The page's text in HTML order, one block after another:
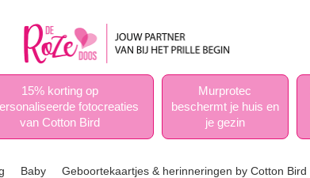
15% korting op
fotocreaties
van Cotton Bird
Murprotec
beschermt je huis en
je gezin
Baby Geboortekaartjes & herinneringen by Cotton Bird